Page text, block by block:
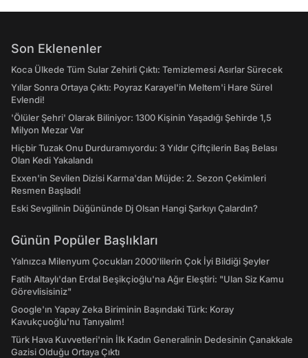
Son Eklenenler
Koca Ülkede Tüm Sular Zehirli Çıktı: Temizlemesi Asırlar Sürecek
Yıllar Sonra Ortaya Çıktı: Poyraz Karayel'in Meltem'i Hare Sürel
Evlendi!
'Ölüler Şehri' Olarak Biliniyor: 1300 Kişinin Yaşadığı Şehirde 1,5
Milyon Mezar Var
Hiçbir Tuzak Onu Durduramıyordu: 3 Yıldır Çiftçilerin Baş Belası
Olan Kedi Yakalandı
Exxen'in Sevilen Dizisi Karma'dan Müjde: 2. Sezon Çekimleri
Resmen Başladı!
Eski Sevgilinin Düğününde Dj Olsan Hangi Şarkıyı Çalardın?
Günün Popüler Başlıkları
Yalnızca Milenyum Çocukları 2000'lilerin Çok İyi Bildiği Şeyler
Fatih Altaylı'dan Erdal Beşikçioğlu'na Ağır Eleştiri: "Ulan Siz Kamu
Görevlisisiniz"
Google'ın Yapay Zeka Biriminin Başındaki Türk: Koray
Kavukçuoğlu'nu Tanıyalım!
Türk Hava Kuvvetleri'nin İlk Kadın Generalinin Dedesinin Çanakkale
Gazisi Olduğu Ortaya Çıktı